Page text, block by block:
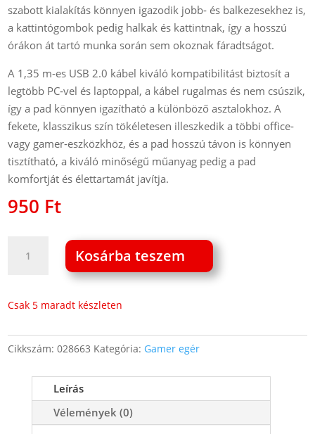
szabott kialakítás könnyen igazodik jobb‑ és balkezesekhez is,
a kattintógombok pedig halkak és kattintnak, így a hosszú
órákon át tartó munka során sem okoznak fáradtságot.
A 1,35 m‑es USB 2.0 kábel kiváló kompatibilitást biztosít a
legtöbb PC‑vel és laptoppal, a kábel rugalmas és nem csúszik,
így a pad könnyen igazítható a különböző asztalokhoz. A
fekete, klasszikus szín tökéletesen illeszkedik a többi office‑
vagy gamer‑eszközkhöz, és a pad hosszú távon is könnyen
tisztítható, a kiváló minőségű műanyag pedig a pad
komfortját és élettartamát javítja.
950 Ft
MS753
3
gombos
mennyiség
Kosárba teszem
Csak 5 maradt készleten
Cikkszám:028663 Kategória: Gamer egér
Leírás
Vélemények (0)